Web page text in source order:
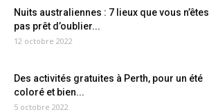
Nuits australiennes : 7 lieux que vous n’êtes
pas prêt d’oublier...
12 octobre 2022
Des activités gratuites à Perth, pour un été
coloré et bien...
5 octobre 2022